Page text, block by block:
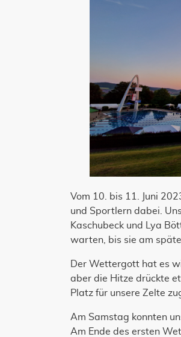
Vom 10. bis 11. Juni
und Sportlern dabei.
Kaschubeck und Lya
warten, bis sie am
Der Wettergott hat es
aber die Hitze drückte
Platz für unsere Zelte
Am Samstag konnten
Am Ende des ersten